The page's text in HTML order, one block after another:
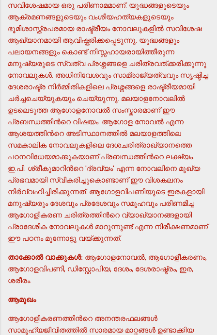
സവിശേഷമായ ഒരു പരിണാമമാണ്. യുദ്ധങ്ങളുടെയും
ആക്രമണങ്ങളുടെയും വംശീയഹത്യകളുടെയും
ഭൂമിശാസ്ത്രപരമായ രാഷ്ട്രീയം നോവലുകളില്‍ സവിശേഷ
ആഖ്യാനമായി ആവിഷ്കരിക്കപ്പെടുന്നു. യുദ്ധങ്ങളും
പലായനങ്ങളും കൊണ്ട് നിസ്സഹായരായിത്തീരുന്ന
മനുഷ്യരുടെ സ്വത്വ പ്രശ്നങ്ങളെ ചരിത്രവത്ക്കരിക്കുന്നു
നോവലുകള്‍. അധിനിവേശവും സാമ്രാജ്യത്വവും സൃഷ്ടിച്ച
ദേശരാഷ്ട്ര നിര്‍മ്മിതികളിലെ പ്രശ്നങ്ങളെ രാഷ്ട്രീയമായി
ചര്‍ച്ചചെയ്യുകയും ചെയ്യുന്നു. മലയാളനോവലില്‍
ഉടലെടുത്ത ആഗോളനോവല്‍ സംസ്കാരമാണ് ഈ
പ്രബന്ധത്തിന്‍റെ വിഷയം. ആഗോള നോവല്‍ എന്ന
ആശയത്തിന്‍റെ അടിസ്ഥാനത്തില്‍ മലയാളത്തിലെ
സമകാലിക നോവലുകളിലെ ദേശചരിത്രാഖ്യാനത്തെ
പഠനവിധേയമാക്കുകയാണ് പ്രബന്ധത്തിന്‍റെ ലക്ഷ്യം.
ഇ.പി. ശ്രീകുമാറിന്‍റെ 'ദ്രവ്യം' എന്ന നോവലിനെ മുഖ്യ
പ്രഭവമായി സ്വീകരിച്ചുകൊണ്ടാണ് ഈ വിശകലനം
നിര്‍വ്വഹിച്ചിരിക്കുന്നത്. ആഗോളവിപണിയുടെ ഇരകളായി
മനുഷ്യരും ദേശവും പ്രദേശവും സമൂഹവും പരിണമിച്ച
ആഗോളീകരണ ചരിത്രത്തിന്‍റെ വ്യാഖ്യാനങ്ങളായി
പ്രാദേശിക നോവലുകള്‍ മാറുന്നുണ്ട് എന്ന നിരീക്ഷണമാണ്
ഈ പഠനം മുന്നോട്ടു വയ്ക്കുന്നത്.
താക്കോല്‍ വാക്കുകള്‍: ആഗോളനോവല്‍, ആഗോളീകരണം,
ആഗോളവിപണി, ഡിസ്റ്റോപിയ, ദേശം, ദേശരാഷ്ട്രം, ഇര,
ശരീരം.
ആമുഖം
ആഗോളീകരണത്തിന്‍റെ അനന്തരഫലങ്ങള്‍
സാമൂഹ്യജീവിതത്തില്‍ സാരമായ മാറ്റങ്ങള്‍ ഉണ്ടാക്കിയ